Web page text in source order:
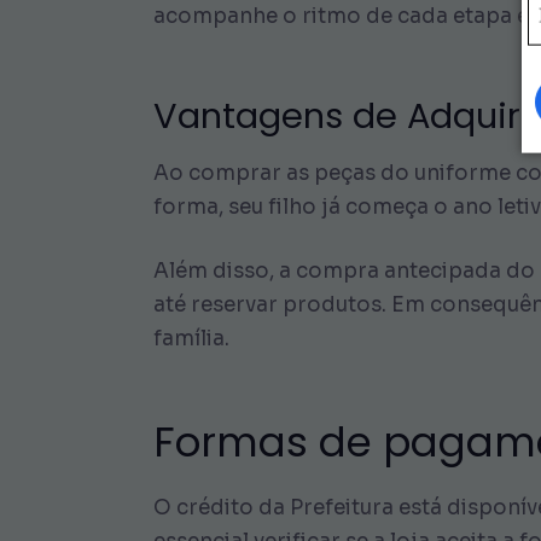
acompanhe o ritmo de cada etapa
Vantagens de
Ao comprar as peças do uniforme
forma, seu filho já começa o ano
Além disso, a compra antecipada
até reservar produtos. Em
família.
Formas de
O crédito da Prefeitura está